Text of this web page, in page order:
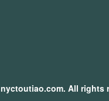
nyctoutiao.com. All rights